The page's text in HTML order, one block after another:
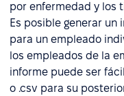
por enfermedad y los
Es posible generar
para un empleado
los empleados de la
informe puede ser
o .csv para su